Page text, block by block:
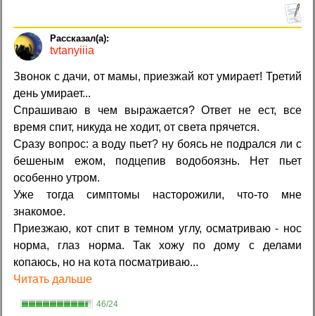
tvtanyiiia
Звонок с дачи, от мамы, приезжай кот умирает! Третий
день умирает...
Спрашиваю в чем выражается? Ответ не ест, все
время спит, никуда не ходит, от света прячется.
Сразу вопрос: а воду пьет? ну боясь не подрался ли с
бешеным ежом, подцепив водобоязнь. Нет пьет
особенно утром.
Уже тогда симптомы насторожили, что-то мне
знакомое.
Приезжаю, кот спит в темном углу, осматриваю - нос
норма, глаз норма. Так хожу по дому с делами
копаюсь, но на кота посматриваю...
Читать дальше
46/24